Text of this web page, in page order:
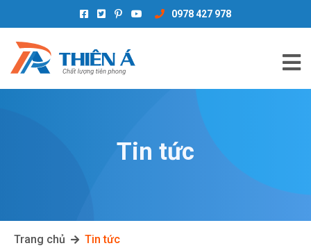
0978 427 978
Tin tức
Trang chủ Tin tức